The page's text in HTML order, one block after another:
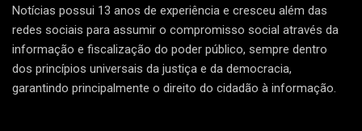
Notícias possui 13 anos de experiência e cresceu além das
redes sociais para assumir o compromisso social através da
informação e fiscalização do poder público, sempre dentro
dos princípios universais da justiça e da democracia,
garantindo principalmente o direito do cidadão à informação.